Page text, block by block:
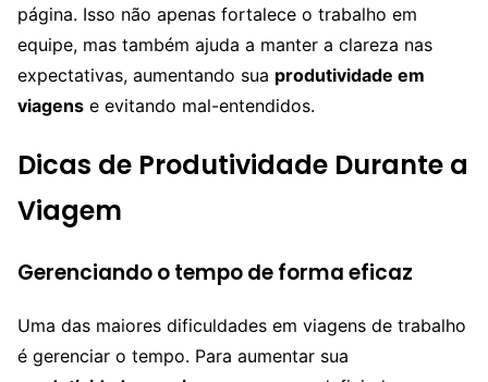
página. Isso não apenas fortalece o trabalho em
equipe, mas também ajuda a manter a clareza nas
expectativas, aumentando sua produtividade em
viagens e evitando mal-entendidos.
Dicas de Produtividade Durante a
Viagem
Gerenciando o tempo de forma eficaz
Uma das maiores dificuldades em viagens de trabalho
é gerenciar o tempo. Para aumentar sua